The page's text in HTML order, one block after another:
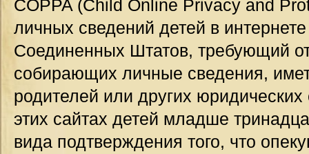
COPPA (Child Online Privacy and
личных сведений детей в
Соединенных Штатов, требующий
собирающих личные сведения,
родителей или других
этих сайтах детей младше
вида подтверждения того, что